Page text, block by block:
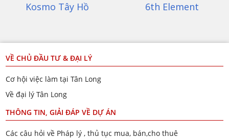
Kosmo Tây Hồ 6th Element
VỀ CHỦ ĐẦU TƯ & ĐẠI LÝ
Cơ hội việc làm tại Tân Long
Về đại lý Tân Long
THÔNG TIN, GIẢI ĐÁP VỀ DỰ ÁN
Các câu hỏi về Pháp lý , thủ tục mua, bán,cho thuê